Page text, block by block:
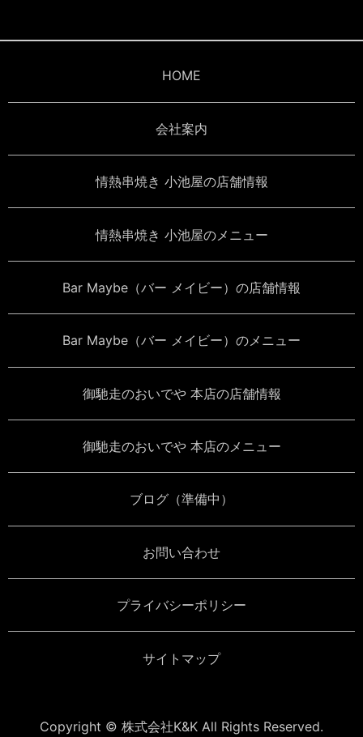
HOME
会社案内
情熱串焼き 小池屋の店舗情報
情熱串焼き 小池屋のメニュー
Bar Maybe（バー メイビー）の店舗情報
Bar Maybe（バー メイビー）のメニュー
御馳走のおいでや 本店の店舗情報
御馳走のおいでや 本店のメニュー
ブログ（準備中）
お問い合わせ
プライバシーポリシー
サイトマップ
Copyright © 株式会社K&K All Rights Reserved.